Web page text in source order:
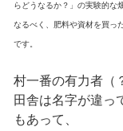
らどうなるか？」の実験的な
なるべく、肥料や資材を買っ
です。
村一番の有力者（
田舎は名字が違っ
もあって、